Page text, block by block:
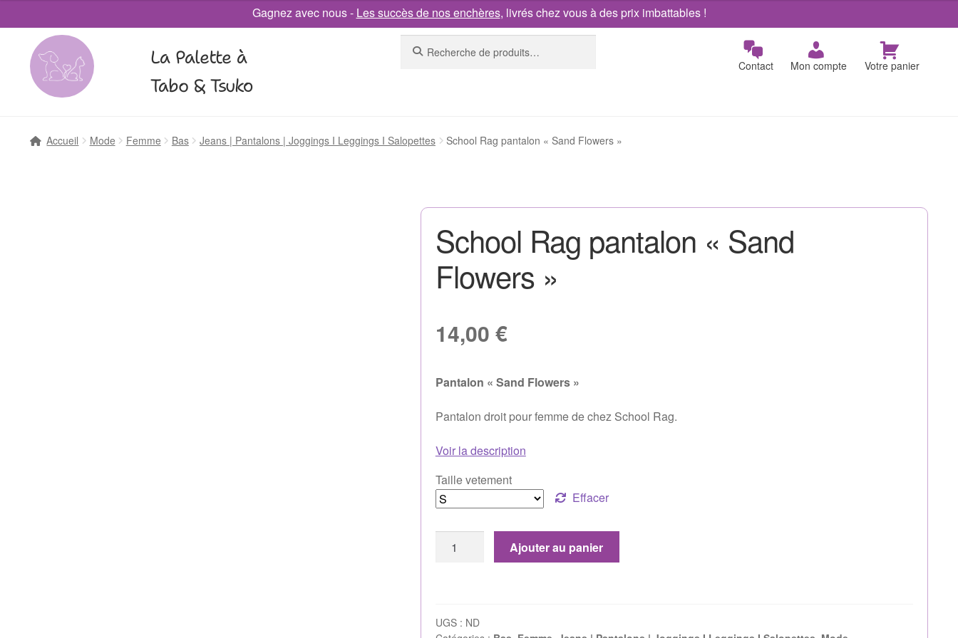
Gagnez avec nous - Les succès de nos enchères, livrés chez vous à des prix imbattables !
La Palette à
Tabo & Tsuko
Contact
Mon compte Votre panier
Accueil Mode Femme Bas Jeans | Pantalons | Joggings I Leggings I Salopettes School Rag pantalon « Sand Flowers »
School Rag pantalon « Sand
Flowers »
14,00 €
Pantalon « Sand Flowers »
Pantalon droit pour femme de chez School Rag.
Voir la description
Taille vetement
Effacer
Ajouter au panier
UGS : ND